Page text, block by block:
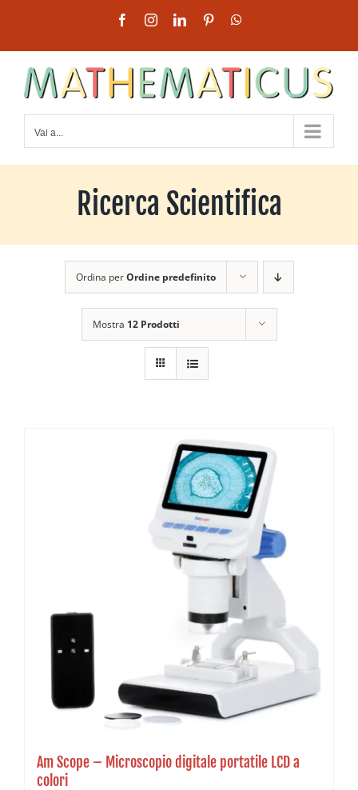
contenuto
FacebookInstagramLinkedInPinterest
Vai a...
Ricerca Scientifica
Ordina perOrdine predefinito
Mostra 12 Prodotti
Am Scope – Microscopio digitale portatile LCD a
colori